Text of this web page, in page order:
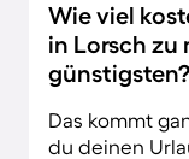
Wie viel
in Lorsch zu
günstigsten?
Das kommt
du deinen